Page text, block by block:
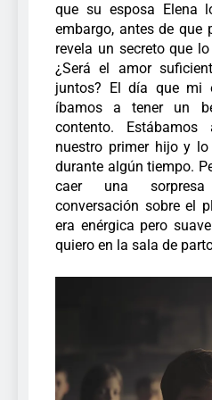
que su esposa Elena
embargo, antes de que
revela un secreto que
¿Será el amor
juntos? El día que mi
íbamos a tener un
contento.
nuestro primer hijo y
durante algún tiempo.
caer una
conversación sobre el
era enérgica pero
quiero en la sala de